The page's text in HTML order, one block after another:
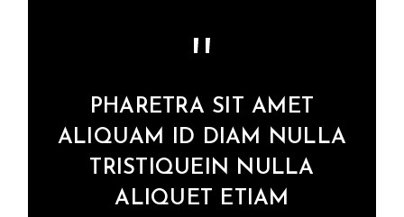
PHARETRA SIT AMET
ALIQUAM ID DIAM NULLA
TRISTIQUEIN NULLA
ALIQUET ETIAM